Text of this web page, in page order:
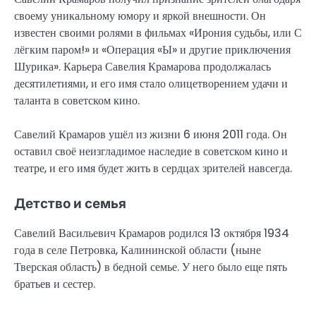
своему уникальному юмору и яркой внешности. Он
известен своими ролями в фильмах «Ирония судьбы, или С
лёгким паром!» и «Операция «Ы» и другие приключения
Шурика». Карьера Савелия Крамарова продолжалась
десятилетиями, и его имя стало олицетворением удачи и
таланта в советском кино.
Савелий Крамаров ушёл из жизни 6 июня 2011 года. Он
оставил своё неизгладимое наследие в советском кино и
театре, и его имя будет жить в сердцах зрителей навсегда.
Детство и семья
Савелий Васильевич Крамаров родился 13 октября 1934
года в селе Петровка, Калининской области (ныне
Тверская область) в бедной семье. У него было еще пять
братьев и сестер.